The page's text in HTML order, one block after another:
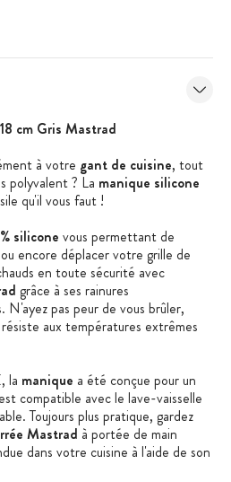
cm Gris Mastrad
à votre gant de cuisine, tout
polyvalent ? La manique silicone
qu'il vous faut !
silicone vous permettant de
encore déplacer votre grille de
en toute sécurité avec
grâce à ses rainures
pas peur de vous brûler,
résiste aux températures extrêmes
la manique a été conçue pour un
compatible avec le lave-vaisselle
Toujours plus pratique, gardez
Mastrad à portée de main
dans votre cuisine à l'aide de son